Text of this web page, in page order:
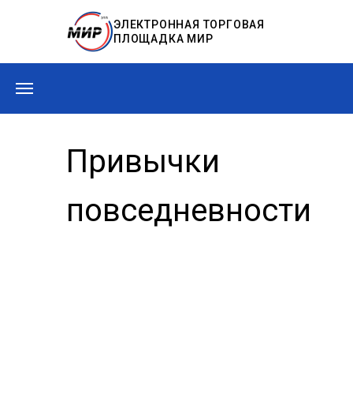
ЭЛЕКТРОННАЯ ТОРГОВАЯ
ПЛОЩАДКА МИР
Привычки
повседневности